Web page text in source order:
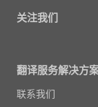
关注我们
翻译服务解决方
联系我们